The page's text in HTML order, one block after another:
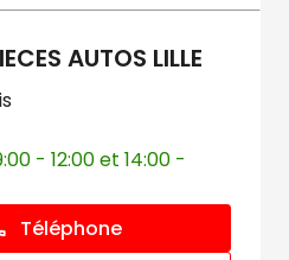
AUTOS LILLE
- 12:00 et 14:00 -
Téléphone